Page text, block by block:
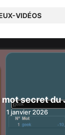
VIDÉOS
secret du
1 janvier 2026